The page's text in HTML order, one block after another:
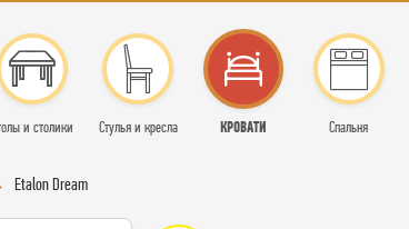
и столики Стулья и кресла КРОВАТИ Спальня
Etalon Dream